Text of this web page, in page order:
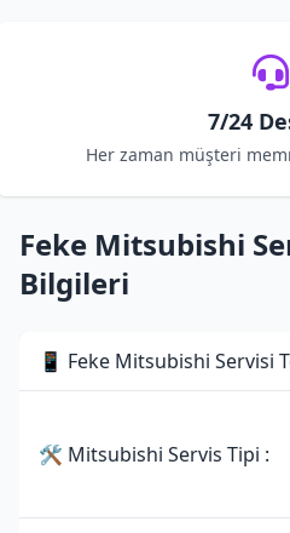
7/24
Her zaman müşteri
Feke Mitsubishi
Bilgileri
📱 Feke Mitsubishi Servisi
🛠 Mitsubishi Servis Tipi :